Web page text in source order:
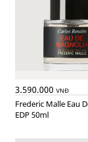
3.590.000 VNĐ
Frederic Malle Eau De Magnolia
EDP 50ml